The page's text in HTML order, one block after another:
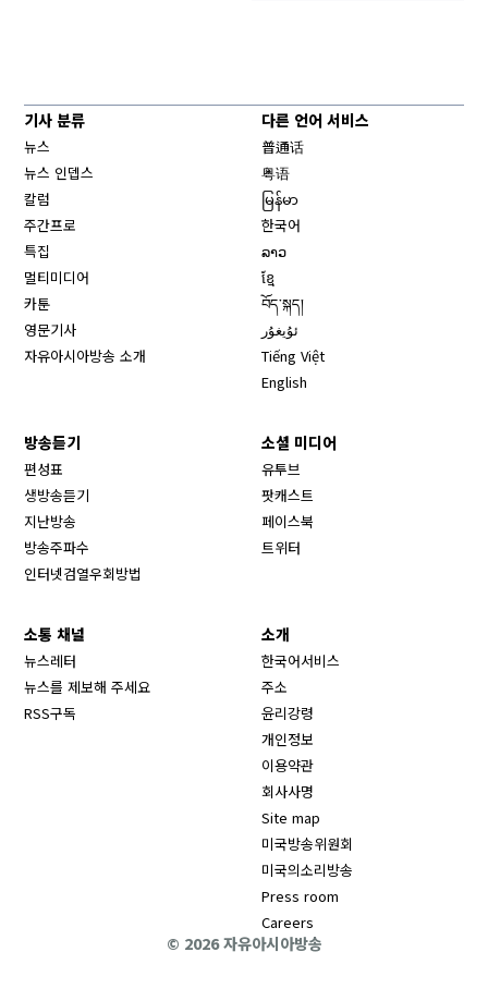
기사 분류
뉴스
뉴스 인뎁스
칼럼
주간프로
특집
멀티미디어
카툰
영문기사
자유아시아방송 소개
다른 언어 서비스
普通话
粤语
မြန်မာ
한국어
ລາວ
ខ្មែ
བོད་སྐད།
ئۇيغۇر
Tiếng Việt
English
방송듣기
편성표
생방송듣기
지난방송
방송주파수
인터넷검열우회방법
소셜 미디어
유투브
팟캐스트
페이스북
트위터
소통 채널
뉴스레터
뉴스를 제보해 주세요
RSS구독
소개
한국어서비스
주소
윤리강령
개인정보
이용약관
회사사명
Site map
미국방송위원회
미국의소리방송
Press room
Careers
© 2026 자유아시아방송